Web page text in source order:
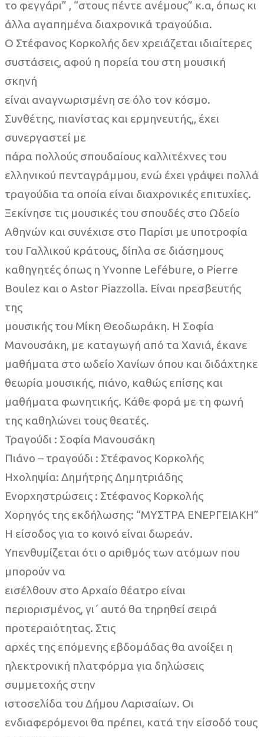
το φεγγάρι” , “στους πέντε ανέμους” κ.α, όπως κι
άλλα αγαπημένα διαχρονικά τραγούδια.
Ο Στέφανος Κορκολής δεν χρειάζεται ιδιαίτερες
συστάσεις, αφού η πορεία του στη μουσική
σκηνή
είναι αναγνωρισμένη σε όλο τον κόσμο.
Συνθέτης, πιανίστας και ερμηνευτής,, έχει
συνεργαστεί με
πάρα πολλούς σπουδαίους καλλιτέχνες του
ελληνικού πενταγράμμου, ενώ έχει γράψει πολλά
τραγούδια τα οποία είναι διαχρονικές επιτυχίες.
Ξεκίνησε τις μουσικές του σπουδές στο Ωδείο
Αθηνών και συνέχισε στο Παρίσι με υποτροφία
του Γαλλικού κράτους, δίπλα σε διάσημους
καθηγητές όπως η Yvonne Lefébure, ο Pierre
Boulez και ο Astor Piazzolla. Είναι πρεσβευτής
της
μουσικής του Μίκη Θεοδωράκη. Η Σοφία
Μανουσάκη, με καταγωγή από τα Χανιά, έκανε
μαθήματα στο ωδείο Χανίων όπου και διδάχτηκε
θεωρία μουσικής, πιάνο, καθώς επίσης και
μαθήματα φωνητικής. Κάθε φορά με τη φωνή
της καθηλώνει τους θεατές.
Τραγούδι : Σοφία Μανουσάκη
Πιάνο – τραγούδι : Στέφανος Κορκολής
Ηχοληψία: Δημήτρης Δημητριάδης
Ενορχηστρώσεις : Στέφανος Κορκολής
Χορηγός της εκδήλωσης: “ΜΥΣΤΡΑ ΕΝΕΡΓΕΙΑΚΗ”
Η είσοδος για το κοινό είναι δωρεάν.
Υπενθυμίζεται ότι ο αριθμός των ατόμων που
μπορούν να
εισέλθουν στο Αρχαίο θέατρο είναι
περιορισμένος, γι΄ αυτό θα τηρηθεί σειρά
προτεραιότητας. Στις
αρχές της επόμενης εβδομάδας θα ανοίξει η
ηλεκτρονική πλατφόρμα για δηλώσεις
συμμετοχής στην
ιστοσελίδα του Δήμου Λαρισαίων. Οι
ενδιαφερόμενοι θα πρέπει, κατά την είσοδό τους